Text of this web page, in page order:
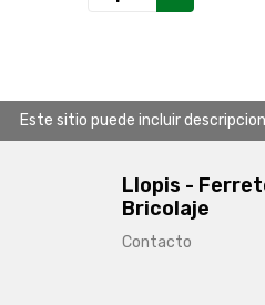
Este sitio puede incluir
Llopis -
Bricolaje
Contacto